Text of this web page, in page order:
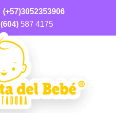
(+57)3052353906
(604) 587 4175